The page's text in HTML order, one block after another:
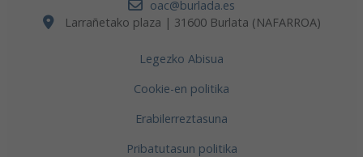
oac@burlada.es
Larrañetako plaza | 31600 Burlata (NAFARROA)
Legezko Abisua
Cookie-en politika
Erabilerreztasuna
Pribatutasun politika